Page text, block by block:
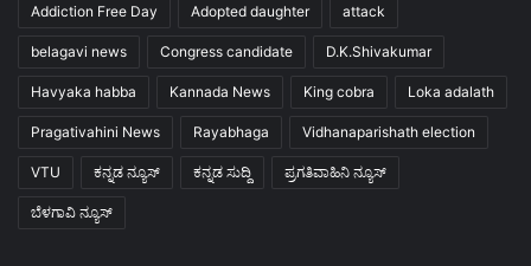
Addiction Free Day Adopted daughter attack
belagavi news Congress candidate D.K.Shivakumar
Havyaka habba Kannada News King cobra Loka adalath
Pragativahini News Rayabhaga Vidhanaparishath election
VTU ಕನ್ನಡ ನ್ಯೂಸ್ ಕನ್ನಡ ಸುದ್ದಿ ಪ್ರಗತಿವಾಹಿನಿ ನ್ಯೂಸ್
ಬೆಳಗಾವಿ ನ್ಯೂಸ್